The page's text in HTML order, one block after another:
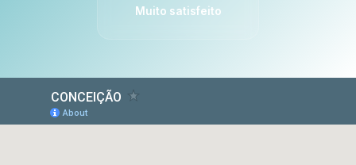
Muito satisfeito